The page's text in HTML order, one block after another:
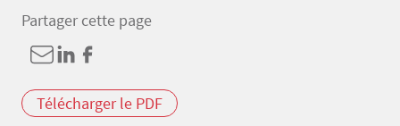
Partager cette page
Télécharger le PDF